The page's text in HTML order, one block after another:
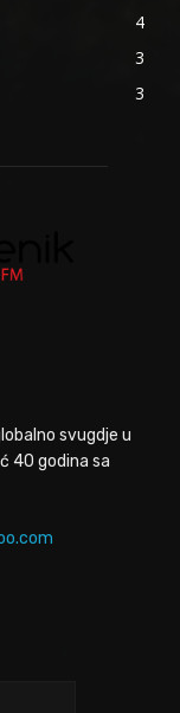
4
3
3
svugdje u
40 godina sa